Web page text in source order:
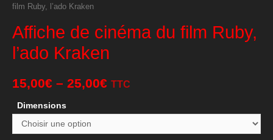
film Ruby, l’ado Kraken
Affiche de cinéma du film Ruby,
l’ado Kraken
15,00€ – 25,00€ TTC
Dimensions